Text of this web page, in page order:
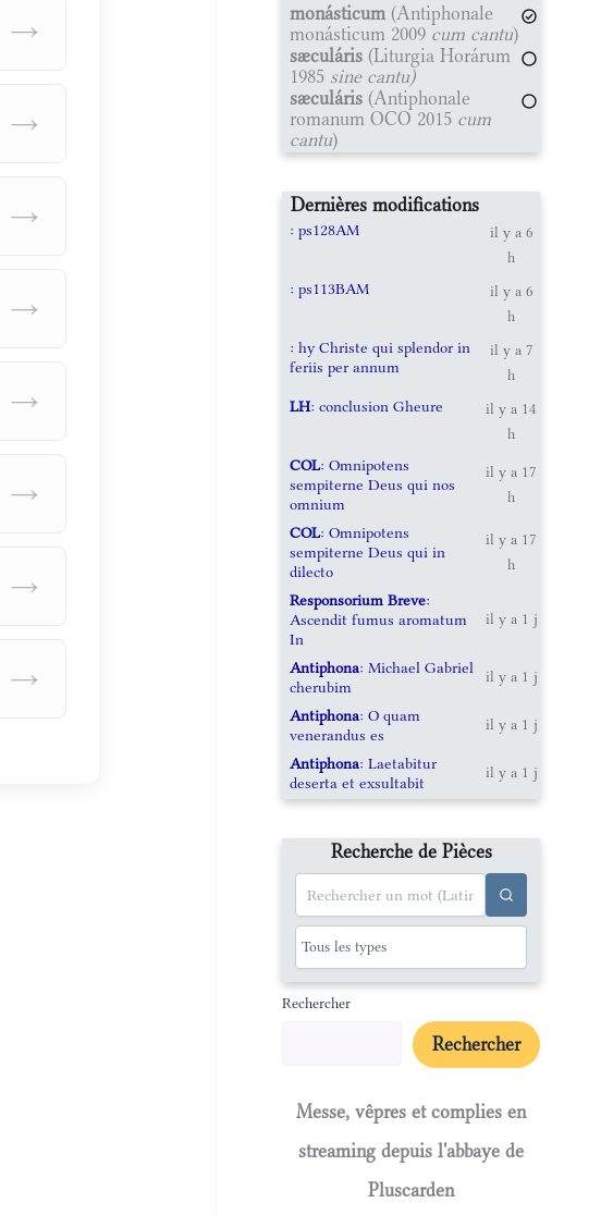
→
→
→
→
→
→
→
→
monásticum (Antiphonale
monásticum 2009 cum cantu)
sæculáris (Liturgia Horárum
1985 sine cantu)
sæculáris (Antiphonale
romanum OCO 2015 cum
cantu)
Dernières modifications
: ps128AM
il y a 6
h
: ps113BAM
il y a 6
h
: hy Christe qui splendor in
feriis per annum
il y a 7
h
LH: conclusion Gheure
il y a 14
h
COL: Omnipotens
sempiterne Deus qui nos
omnium
il y a 17
h
COL: Omnipotens
sempiterne Deus qui in
dilecto
il y a 17
h
Responsorium Breve:
Ascendit fumus aromatum
In
il y a 1 j
Antiphona: Michael Gabriel
cherubim
il y a 1 j
Antiphona: O quam
venerandus es
il y a 1 j
Antiphona: Laetabitur
deserta et exsultabit
il y a 1 j
Recherche de Pièces
Rechercher
Rechercher
Messe, vêpres et complies en
streaming depuis l'abbaye de
Pluscarden